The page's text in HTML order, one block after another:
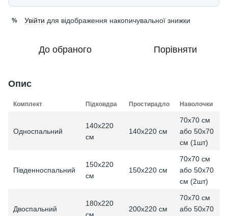
% Увійти для відображення накопичувальної знижки
До обраного Порівняти
Опис
Комплект Підковдра Простирадло Наволочки
Односпальний
140х220
см
140х220 см
70x70 см
або 50x70
см (1шт)
Південноспальний
150х220
см
150х220 см
70x70 см
або 50x70
см (2шт)
Двоспальний
180х220
200х220 см
70x70 см
або 50x70